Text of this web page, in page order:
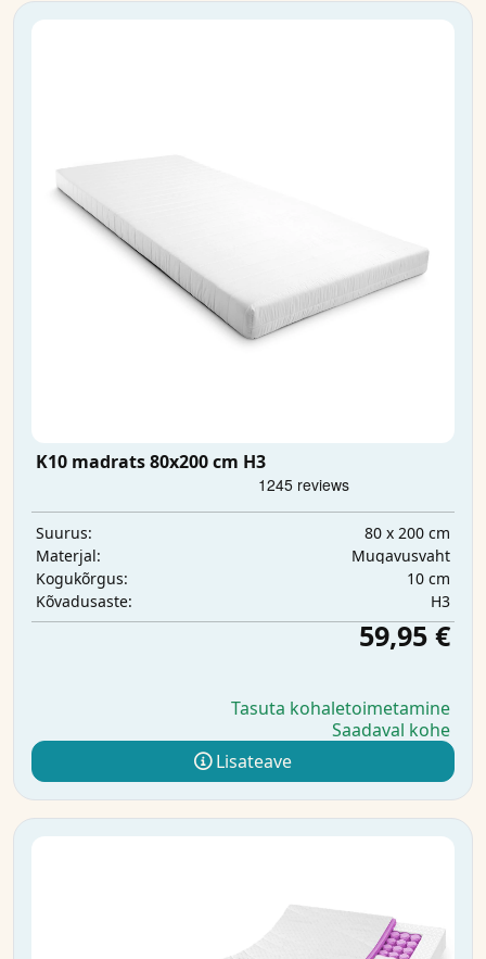
K10 madrats 80x200 cm H3
Suurus:
80 x 200 cm
Materjal:
Mugavusvaht
Kogukõrgus:
10 cm
Kõvadusaste:
H3
59,95 €
Tasuta kohaletoimetamine
Saadaval kohe
Lisateave